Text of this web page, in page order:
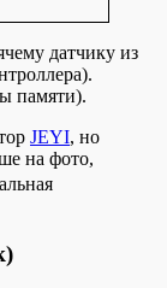
датчику из
памяти).
JEYI, но
на фото,